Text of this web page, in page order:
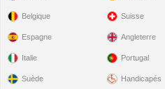
Belgique
Espagne
Italie
Suède
Suisse
Angleterre
Portugal
Handicapés